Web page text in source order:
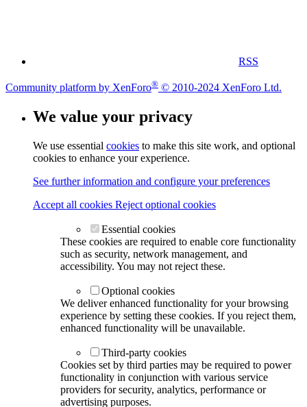
RSS
Community platform by XenForo® © 2010-2024 XenForo Ltd.
We value your privacy
We use essential cookies to make this site work, and optional
cookies to enhance your experience.
See further information and configure your preferences
Accept all cookies Reject optional cookies
Essential cookies
These cookies are required to enable core functionality
such as security, network management, and
accessibility. You may not reject these.
Optional cookies
We deliver enhanced functionality for your browsing
experience by setting these cookies. If you reject them,
enhanced functionality will be unavailable.
Third-party cookies
Cookies set by third parties may be required to power
functionality in conjunction with various service
providers for security, analytics, performance or
advertising purposes.